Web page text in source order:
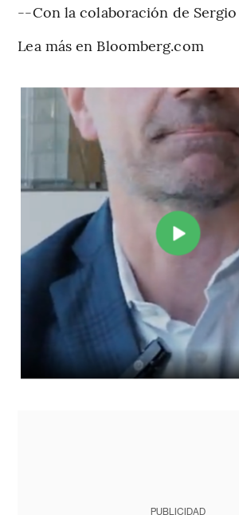
--Con la colaboración de
Lea más en Bloomberg.com
PUBLICIDAD